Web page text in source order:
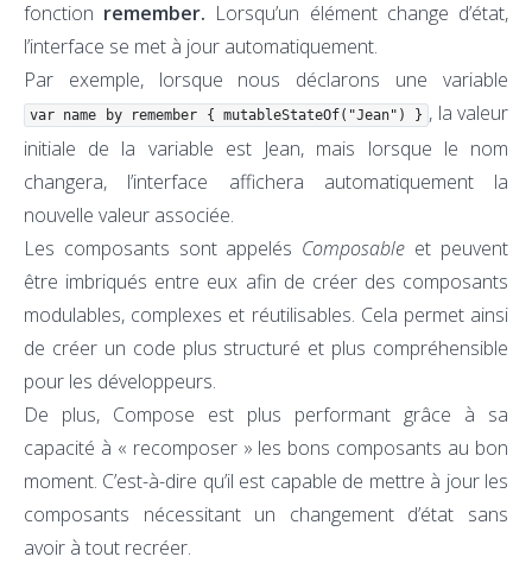
fonction remember. Lorsqu’un élément change d’état,
l’interface se met à jour automatiquement.
Par exemple, lorsque nous déclarons une variable
var name by remember { mutableStateOf("Jean") } , la valeur
initiale de la variable est Jean, mais lorsque le nom
changera, l’interface affichera automatiquement la
nouvelle valeur associée.
Les composants sont appelés Composable et peuvent
être imbriqués entre eux afin de créer des composants
modulables, complexes et réutilisables. Cela permet ainsi
de créer un code plus structuré et plus compréhensible
pour les développeurs.
De plus, Compose est plus performant grâce à sa
capacité à « recomposer » les bons composants au bon
moment. C’est-à-dire qu’il est capable de mettre à jour les
composants nécessitant un changement d’état sans
avoir à tout recréer.